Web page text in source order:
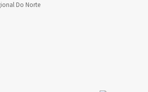
Do Norte